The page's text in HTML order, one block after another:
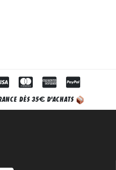
DÈS 35€ D'ACHATS